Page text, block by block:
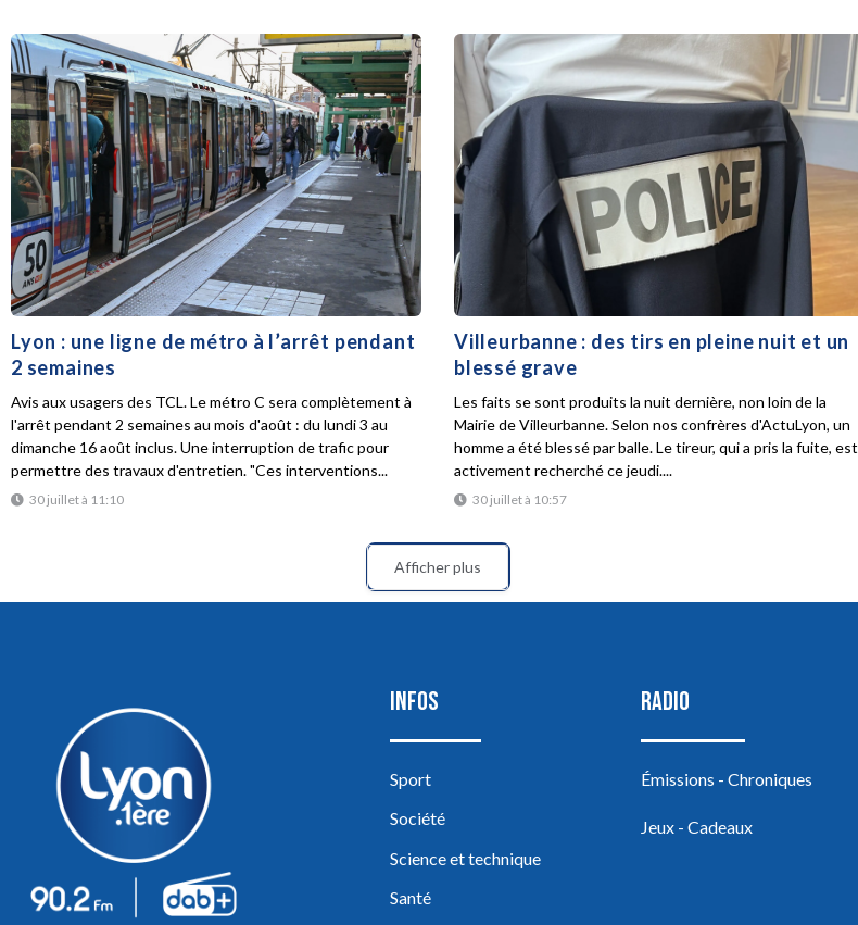
Lyon : une ligne de métro à l’arrêt pendant
2 semaines
30 juillet à 11:10
Avis aux usagers des TCL. Le métro C sera complètement à
l'arrêt pendant 2 semaines au mois d'août : du lundi 3 au
dimanche 16 août inclus. Une interruption de trafic pour
permettre des travaux d'entretien. "Ces interventions...
Villeurbanne : des tirs en pleine nuit et un
blessé grave
30 juillet à 10:57
Les faits se sont produits la nuit dernière, non loin de la
Mairie de Villeurbanne. Selon nos confrères d'ActuLyon, un
homme a été blessé par balle. Le tireur, qui a pris la fuite, est
activement recherché ce jeudi....
Afficher plus
INFOS
Sport
Société
Science et technique
Santé
RADIO
Émissions - Chroniques
Jeux - Cadeaux